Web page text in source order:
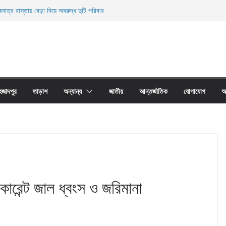
রাস্তায় বেড়া দিয়ে অবরুদ্ধ দুটি পরিবার
তাড়াশ অন্যান্য জাতীয় আন্তর্জাতিক যোগাযোগ
জাল ধ্বংস ও জরিমানা